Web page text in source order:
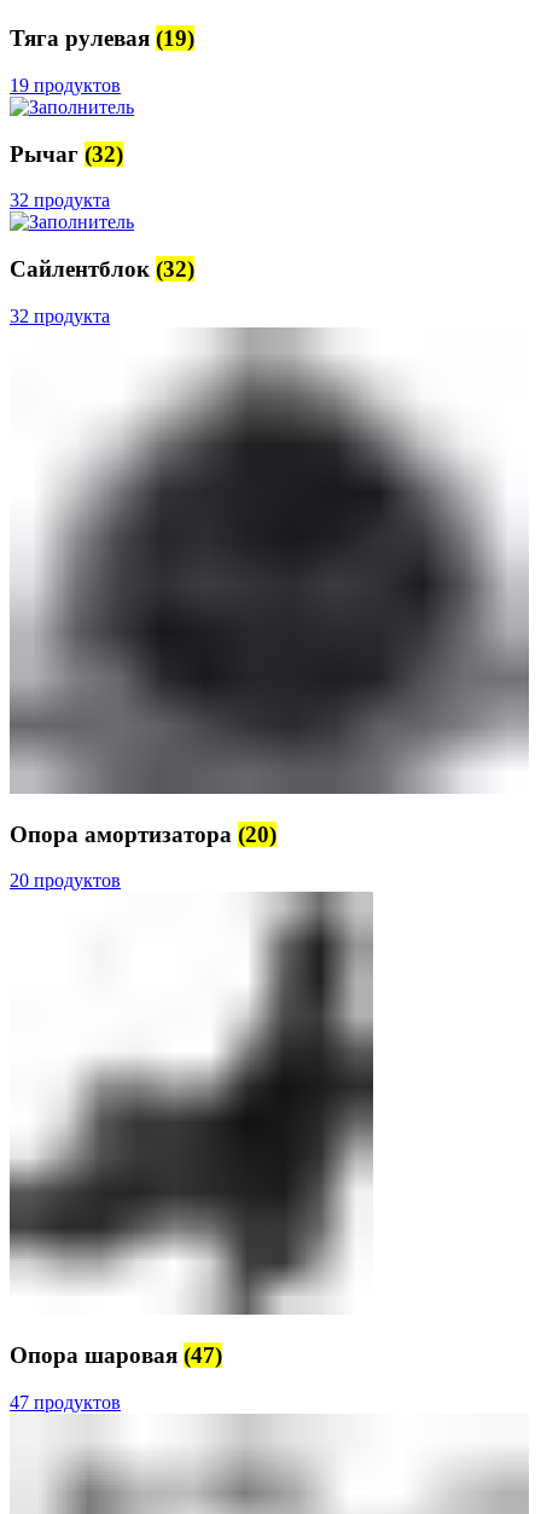
Тяга рулевая (19)
19 продуктов
Рычаг (32)
32 продукта
Сайлентблок (32)
32 продукта
Опора амортизатора (20)
20 продуктов
Опора шаровая (47)
47 продуктов